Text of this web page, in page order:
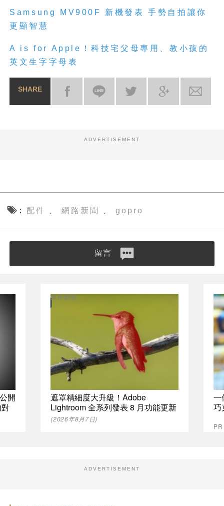
Samsung MV900F 新機發表 手勢自拍讓你
更顯智慧
A is for Apple！科技宅父母專用、教小孩的
英文生字字母表
SHARE
ADVERTISEMENT
配件 、網路新聞 gopro
留言
開
遮罩精細度大升級！Adobe
Lightroom 全系列發表 8 月功能更新
業界動態
(2026年8月7日)
一
巧
ADVERTISEMENT